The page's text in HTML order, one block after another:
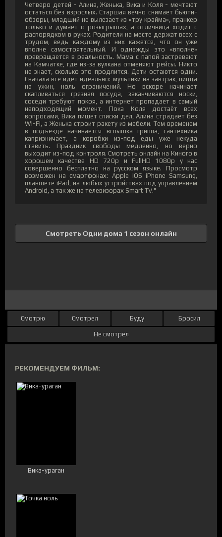
Четверо детей - Алина, Женька, Вика и Коля - мечтают
остаться без взрослых. Старшая вечно снимает бьюти-
обзоры, младший не вылезает из «тру крайма», пранкер
только и думает о розыгрышах, а отличница ходит с
распорядком в руках. Родители на месте держат всех с
трудом, ведь каждому из них кажется, что он уже
вполне самостоятельный. И однажды это «вполне»
превращается в реальность. Мама с папой застревают
на Камчатке, где из-за вулкана отменяют рейсы. Никто
не знает, сколько это продлится. Дети остаются одни.
Сначала всё идёт идеально: мультики на завтрак, пицца
на ужин, ноль ограничений. Но вскоре начинает
скапливаться грязная посуда, заканчиваются носки,
соседи требуют покоя, а интернет пропадает в самый
неподходящий момент. Пока Коля достаёт всех
вопросами, Вика пишет списки дел, Алина страдает без
Wi-Fi, а Женька строит ракету из мебели. Тем временем
в подъезде начинается вспышка гриппа, сантехника
капризничает, а коробки из-под еды уже некуда
ставить. Праздник свободы медленно, но верно
выходит из-под контроля. Смотреть онлайн на Киного в
хорошем качестве HD 720p и FullHD 1080p у нас
совершенно бесплатно на русском языке. Просмотр
возможен на смартфонах: Apple iOS iPhone Samsung,
планшете iPad, на любых устройствах под управлением
Android, а так же на телевизорах Smart TV."
Смотреть Одни дома 1 сезон онлайн
Смотрю Смотрел Буду Бросил
Не смотрел
РЕКОМЕНДУЕМ ФИЛЬМ:
Вика-ураган